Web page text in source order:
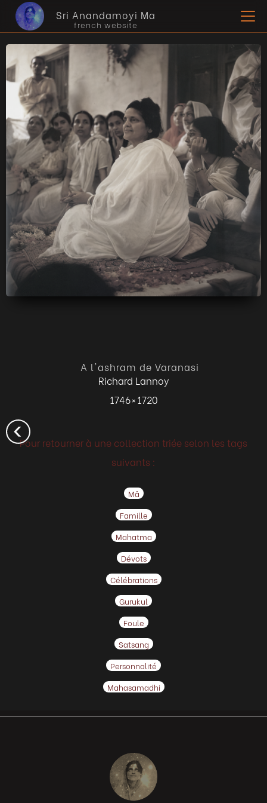
Sri Anandamoyi Ma
french website
A l'ashram de Varanasi
Richard Lannoy
1746 × 1720
Pour retourner à une collection triée selon les tags
suivants :
Mâ
Famille
Mahatma
Dévots
Célébrations
Gurukul
Foule
Satsang
Personnalité
Mahasamadhi